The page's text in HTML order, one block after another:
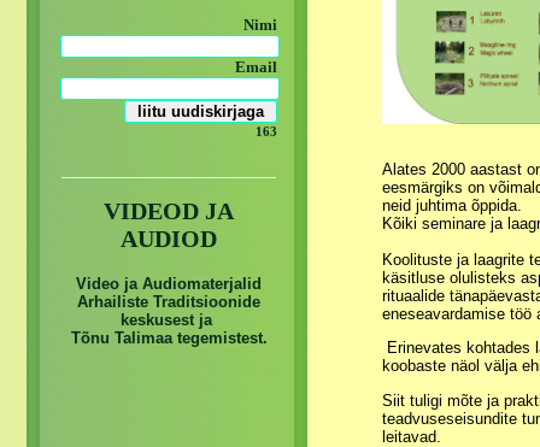
Alates 2000 aastast
eesmärgiks on
neid juhtima õppida.
Kõiki seminare ja
Koolituste ja laagrite
käsitluse olulisteks
rituaalide
eneseavardamise töö
Erinevates kohtades
koobaste näol välja
Siit tuligi mõte ja
teadvuseseisundite
leitavad.
Nimi
Email
163
VIDEOD JA
AUDIOD
Video ja Audiomaterjalid
Arhailiste Traditsioonide
keskusest ja
Tõnu Talimaa tegemistest.